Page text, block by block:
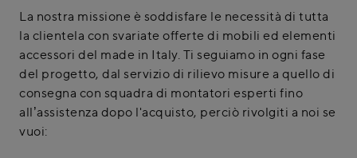
La nostra missione è soddisfare le necessità di tutta
la clientela con svariate offerte di mobili ed elementi
accessori del made in Italy. Ti seguiamo in ogni fase
del progetto, dal servizio di rilievo misure a quello di
consegna con squadra di montatori esperti fino
all’assistenza dopo l'acquisto, perciò rivolgiti a noi se
vuoi: